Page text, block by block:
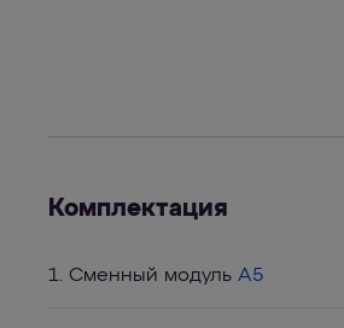
Комплектация
1. Сменный модуль А5